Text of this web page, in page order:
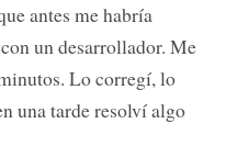
antes me habría
un desarrollador. Me
Lo corregí, lo
una tarde resolví algo